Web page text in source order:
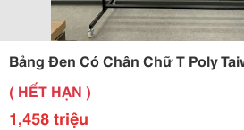
Bảng Đen Có Chân Chữ T Poly
( HẾT HẠN )
1,458 triệu